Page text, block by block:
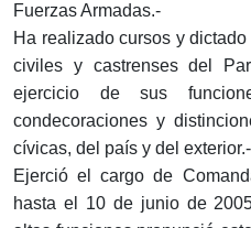
Fuerzas Armadas.-
Ha realizado cursos y
civiles y castrenses del
ejercicio de sus
condecoraciones y
cívicas, del país y del exterior.-
Ejerció el cargo de
hasta el 10 de junio de